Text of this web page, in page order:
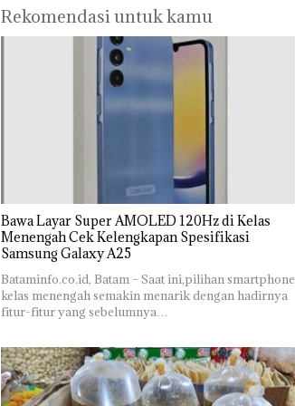
Rekomendasi untuk kamu
Bawa Layar Super AMOLED 120Hz di Kelas
Menengah Cek Kelengkapan Spesifikasi
Samsung Galaxy A25
Bataminfo.co.id, Batam – Saat ini,pilihan smartphone
kelas menengah semakin menarik dengan hadirnya
fitur-fitur yang sebelumnya…